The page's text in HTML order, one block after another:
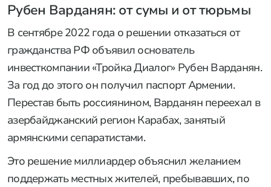
Рубен Варданян: от сумы и от тюрьмы
В сентябре 2022 года о решении отказаться от
гражданства РФ объявил основатель
инвесткомпании «Тройка Диалог» Рубен Варданян.
За год до этого он получил паспорт Армении.
Перестав быть россиянином, Варданян переехал в
азербайджанский регион Карабах, занятый
армянскими сепаратистами.
Это решение миллиардер объяснил желанием
поддержать местных жителей, пребывавших, по